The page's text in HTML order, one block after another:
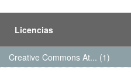
Licencias
Creative Commons At... (1)